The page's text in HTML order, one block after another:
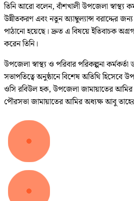
তিনি আরো বলেন, বাঁশখালী উপজেলা স্বাস্থ্য
উন্নীতকরণ এবং নতুন অ্যাম্বুল্যান্স বরাদ্দের জন্য
পাঠানো হয়েছে। দ্রুত এ বিষয়ে ইতিবাচক
করেন তিনি।
উপজেলা স্বাস্থ্য ও পরিবার পরিকল্পনা
সভাপতিত্বে অনুষ্ঠানে বিশেষ অতিথি হিসেবে
ওসি রবিউল হক, উপজেলা জামায়াতের আমির
পৌরসভা জামায়াতের আমির অধ্যক্ষ আবু